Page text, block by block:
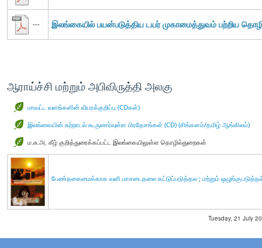
--- இலங்கையில் பயன்படுத்திய டயர் முகாமைத்துவம் பற்றிய
ஆராய்ச்சி மற்றும் அபிவிருத்தி அலகு
மாவட்ட வளங்களின் விபரக்குறிப்பு (CDகள்)
இலங்கையின் சுற்றாடல் கூருணர்வுள்ள பிரதேசங்கள் (CD) (சிங்களம்/தமிழ் ஆங்கிலம்)
ம.சு.அ. கீழ் குறித்துரைக்கப்பட்ட இலங்கையிலுள்ள தொழில்துறைகள்
பேண்தகைமைக்காக வளி மாசடைதலை கட்டுப்படுத்தல ; மற்றும் ஒழுங்குபடுத்தல்
Tuesday, 21 July